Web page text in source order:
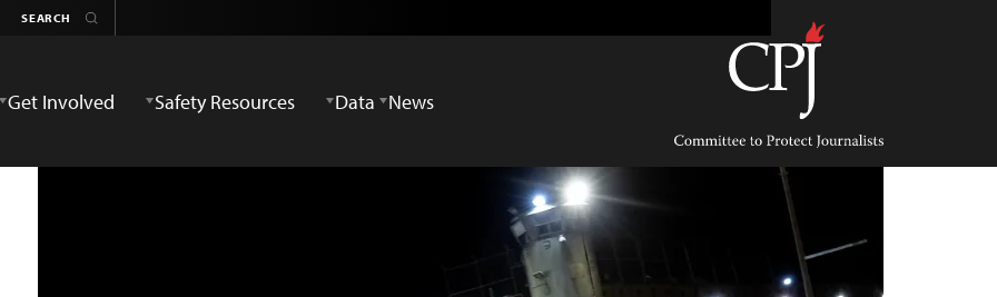
Committee
Protect
Journalists
News
Data
Safety Resources
Get Involved